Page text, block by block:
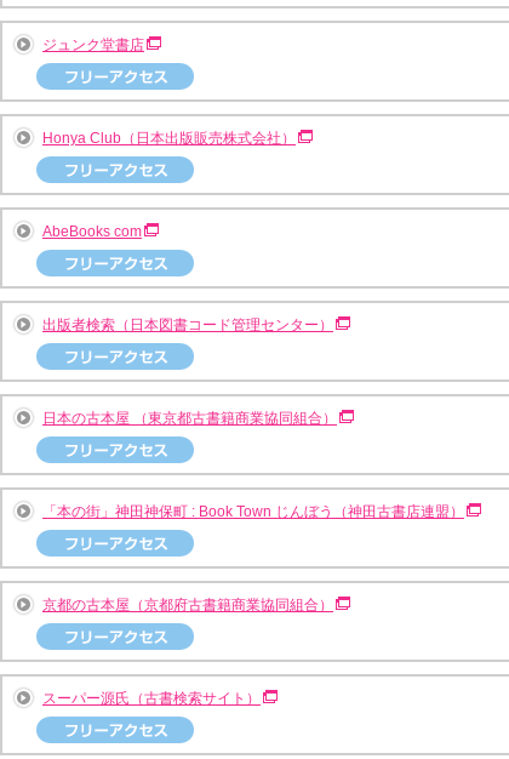
ジュンク堂書店
Honya Club（日本出版販売株式会社）
AbeBooks com
出版者検索（日本図書コード管理センター）
日本の古本屋 （東京都古書籍商業協同組合）
「本の街」神田神保町 : Book Town じんぼう（神田古書店連盟）
京都の古本屋（京都府古書籍商業協同組合）
スーパー源氏（古書検索サイト）